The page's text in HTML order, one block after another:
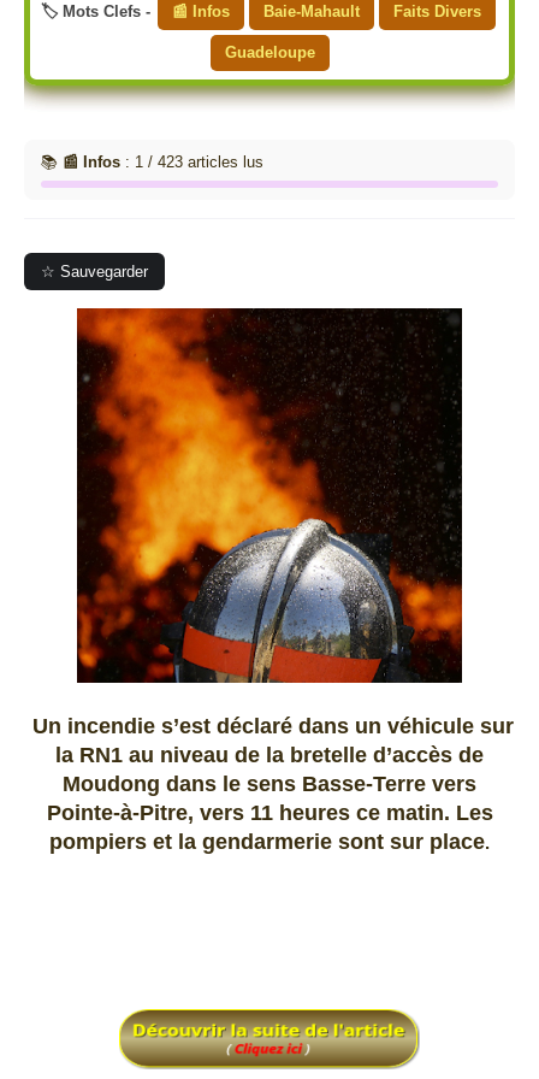
🏷️ Mots Clefs - 📰 Infos Baie-Mahault Faits Divers
Guadeloupe
📚 📰 Infos : 1 / 423 articles lus
☆ Sauvegarder
Un incendie s’est déclaré dans un véhicule sur
la RN1 au niveau de la bretelle d’accès de
Moudong dans le sens Basse-Terre vers
Pointe-à-Pitre, vers 11 heures ce matin. Les
pompiers et la gendarmerie sont sur place.